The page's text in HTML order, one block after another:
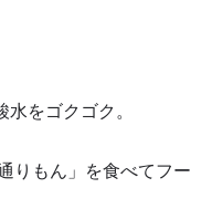
をゴクゴク。
りもん」を食べてフー